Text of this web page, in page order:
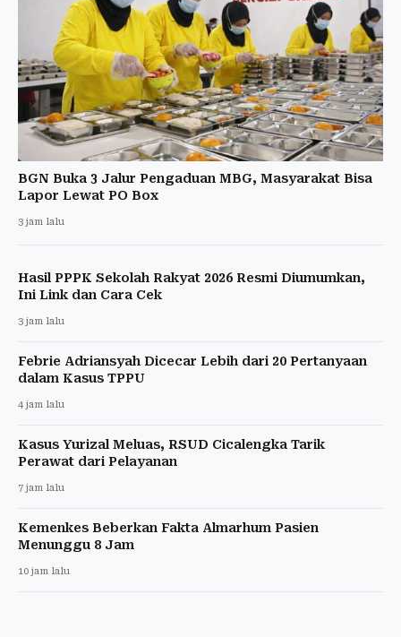
BGN Buka 3 Jalur Pengaduan MBG, Masyarakat Bisa
Lapor Lewat PO Box
3 jam lalu
Hasil PPPK Sekolah Rakyat 2026 Resmi Diumumkan,
Ini Link dan Cara Cek
3 jam lalu
Febrie Adriansyah Dicecar Lebih dari 20 Pertanyaan
dalam Kasus TPPU
4 jam lalu
Kasus Yurizal Meluas, RSUD Cicalengka Tarik
Perawat dari Pelayanan
7 jam lalu
Kemenkes Beberkan Fakta Almarhum Pasien
Menunggu 8 Jam
10 jam lalu